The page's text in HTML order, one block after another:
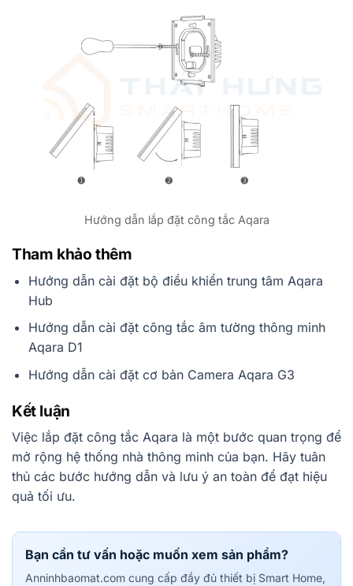
Hướng dẫn lắp đặt công tắc Aqara
Tham khảo thêm
Hướng dẫn cài đặt bộ điều khiển trung tâm Aqara
Hub
Hướng dẫn cài đặt công tắc âm tường thông minh
Aqara D1
Hướng dẫn cài đặt cơ bản Camera Aqara G3
Kết luận
Việc lắp đặt công tắc Aqara là một bước quan trọng để
mở rộng hệ thống nhà thông minh của bạn. Hãy tuân
thủ các bước hướng dẫn và lưu ý an toàn để đạt hiệu
quả tối ưu.
Bạn cần tư vấn hoặc muốn xem sản phẩm?
Anninhbaomat.com cung cấp đầy đủ thiết bị Smart Home,